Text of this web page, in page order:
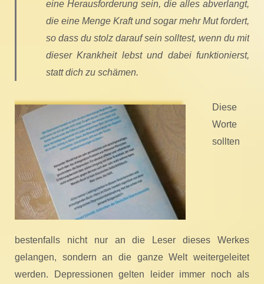
eine Herausforderung sein, die alles abverlangt,
die eine Menge Kraft und sogar mehr Mut fordert,
so dass du stolz darauf sein solltest, wenn du mit
dieser Krankheit lebst und dabei funktionierst,
statt dich zu schämen.
Diese
Worte
sollten
bestenfalls nicht nur an die Leser dieses Werkes
gelangen, sondern an die ganze Welt weitergeleitet
werden. Depressionen gelten leider immer noch als